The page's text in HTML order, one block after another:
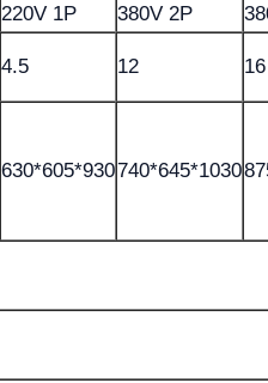
220V 1P 380V 2P
4.5 12 16
630*605*930740*645*1030